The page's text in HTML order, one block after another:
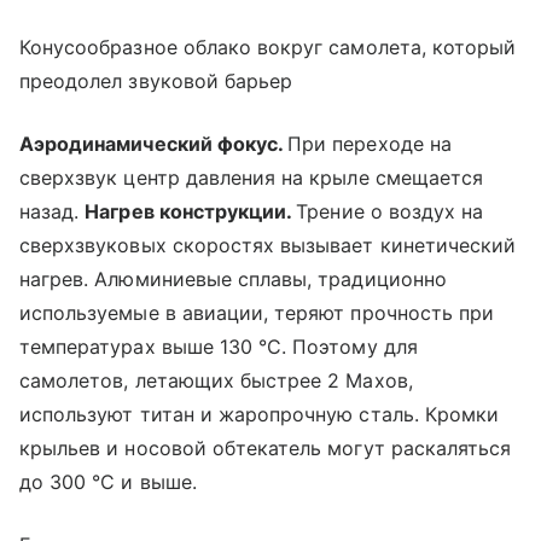
Конусообразное облако вокруг самолета, который
преодолел звуковой барьер
Аэродинамический фокус. При переходе на
сверхзвук центр давления на крыле смещается
назад. Нагрев конструкции.Трение о воздух на
сверхзвуковых скоростях вызывает кинетический
нагрев. Алюминиевые сплавы, традиционно
используемые в авиации, теряют прочность при
температурах выше 130 °C. Поэтому для
самолетов, летающих быстрее 2 Махов,
используют титан и жаропрочную сталь. Кромки
крыльев и носовой обтекатель могут раскаляться
до 300 °C и выше.